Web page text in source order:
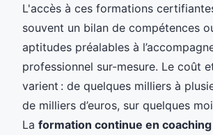
L'accès à ces formations
souvent un bilan de compétences
aptitudes préalables à
professionnel sur-mesure. Le coût
varient : de quelques milliers à
de milliers d’euros, sur quelques
La formation continue en coaching